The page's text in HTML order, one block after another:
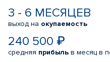
3 - 6 МЕСЯЦЕВ
выход на окупаемость
240 500 ₽
средняя прибыль в месяц в